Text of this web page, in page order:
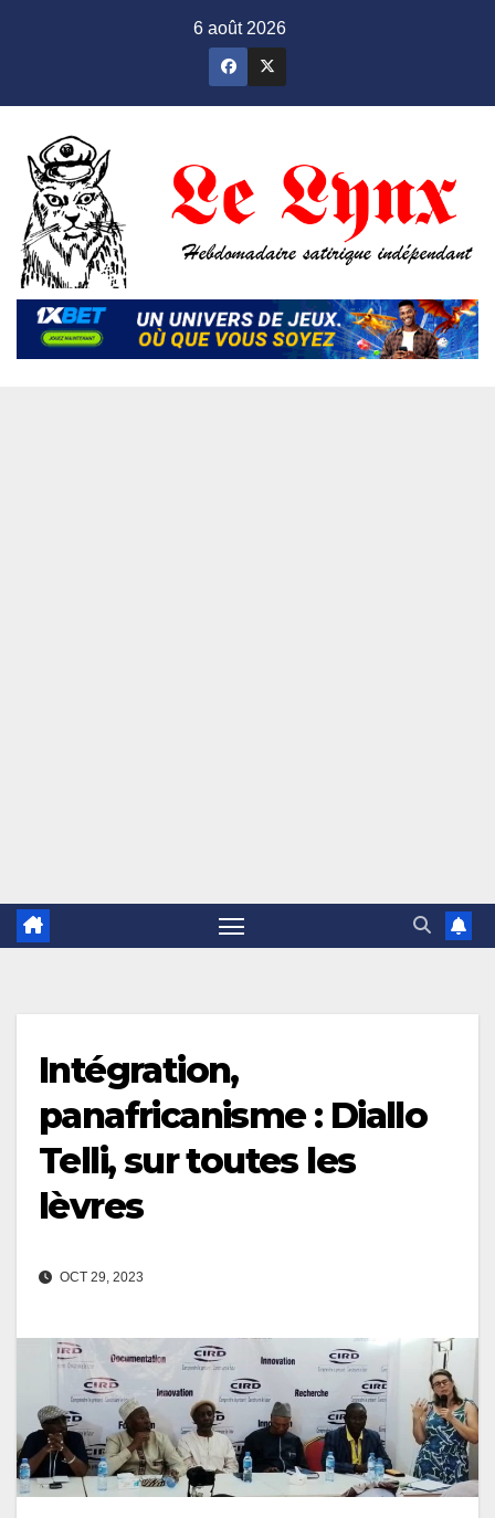
6 août 2026
Intégration,
panafricanisme : Diallo
Telli, sur toutes les
lèvres
OCT 29, 2023